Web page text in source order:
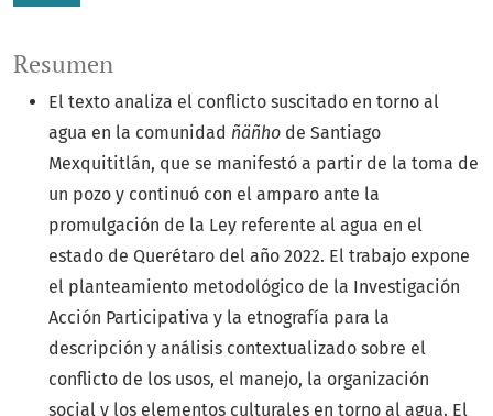
Resumen
El texto analiza el conflicto suscitado en torno al
agua en la comunidad ñäñho de Santiago
Mexquititlán, que se manifestó a partir de la toma de
un pozo y continuó con el amparo ante la
promulgación de la Ley referente al agua en el
estado de Querétaro del año 2022. El trabajo expone
el planteamiento metodológico de la Investigación
Acción Participativa y la etnografía para la
descripción y análisis contextualizado sobre el
conflicto de los usos, el manejo, la organización
social y los elementos culturales en torno al agua. El